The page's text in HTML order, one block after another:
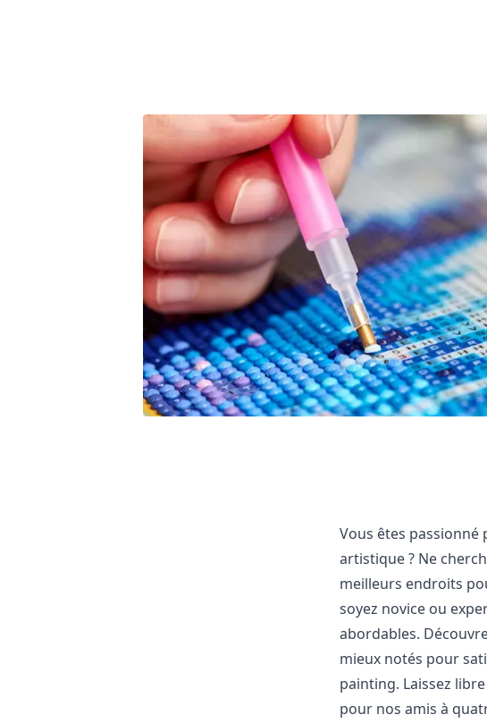
Vous êtes passionné
artistique ? Ne
meilleurs endroits
soyez novice ou
abordables.
mieux notés pour
painting. Laissez
pour nos amis à